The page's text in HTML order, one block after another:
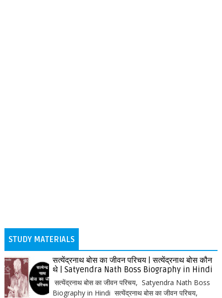
STUDY MATERIALS
सत्येंद्रनाथ बोस का जीवन परिचय | सत्येंद्रनाथ बोस कौन
थे | Satyendra Nath Boss Biography in Hindi
सत्येंद्रनाथ बोस का जीवन परिचय, Satyendra Nath Boss
Biography in Hindi सत्येंद्रनाथ बोस का जीवन परिचय,